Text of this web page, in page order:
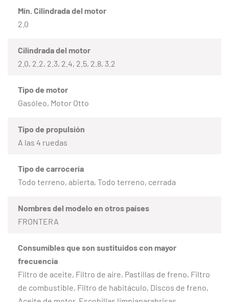
Mín. Cilindrada del motor
2.0
Cilindrada del motor
2.0, 2.2, 2.3, 2.4, 2.5, 2.8, 3.2
Tipo de motor
Gasóleo, Motor Otto
Tipo de propulsión
A las 4 ruedas
Tipo de carrocería
Todo terreno, abierta, Todo terreno, cerrada
Nombres del modelo en otros países
FRONTERA
Consumibles que son sustituidos con mayor
frecuencia
Filtro de aceite, Filtro de aire, Pastillas de freno, Filtro
de combustible, Filtro de habitáculo, Discos de freno,